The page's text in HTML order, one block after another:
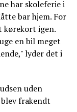
har skoleferie i
bar hjem. For
kørekort igen.
en bil meget
lyder det i
uden
frakendt